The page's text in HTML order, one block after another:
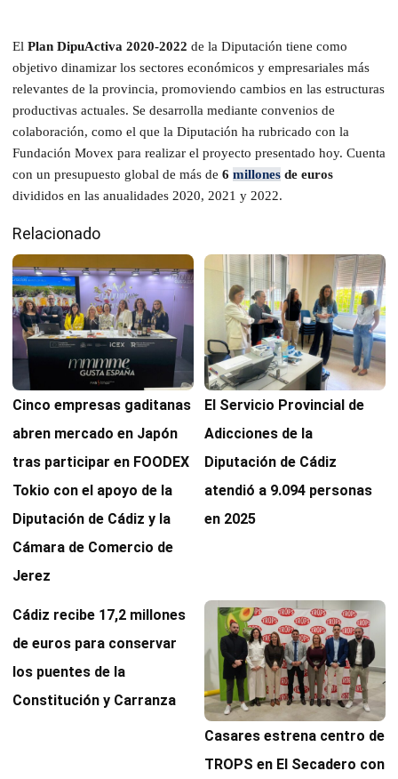
El Plan DipuActiva 2020-2022 de la Diputación tiene como
objetivo dinamizar los sectores económicos y empresariales más
relevantes de la provincia, promoviendo cambios en las estructuras
productivas actuales. Se desarrolla mediante convenios de
colaboración, como el que la Diputación ha rubricado con la
Fundación Movex para realizar el proyecto presentado hoy. Cuenta
con un presupuesto global de más de 6 millones de euros
divididos en las anualidades 2020, 2021 y 2022.
Relacionado
Cinco empresas gaditanas
abren mercado en Japón
tras participar en FOODEX
Tokio con el apoyo de la
Diputación de Cádiz y la
Cámara de Comercio de
Jerez
El Servicio Provincial de
Adicciones de la
Diputación de Cádiz
atendió a 9.094 personas
en 2025
Cádiz recibe 17,2 millones
de euros para conservar
los puentes de la
Constitución y Carranza
Casares estrena centro de
TROPS en El Secadero con